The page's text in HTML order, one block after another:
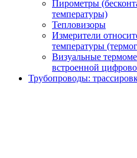
Пирометры
температуры)
Тепловизоры
Измерители
температуры
Визуальные
встроенной
Трубопроводы: